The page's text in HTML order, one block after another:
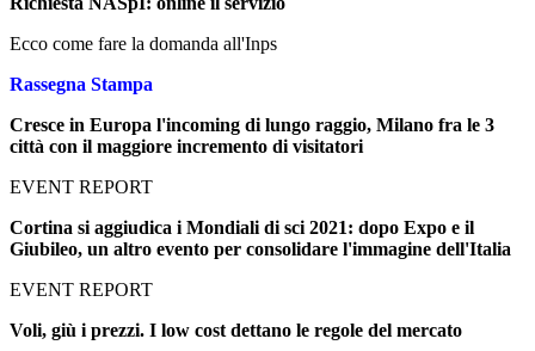
Ecco come fare la domanda all'Inps
Rassegna Stampa
Cresce in Europa l'incoming di lungo raggio, Milano fra le 3
città con il maggiore incremento di visitatori
EVENT REPORT
Cortina si aggiudica i Mondiali di sci 2021: dopo Expo e il
Giubileo, un altro evento per consolidare l'immagine dell'Italia
EVENT REPORT
Voli, giù i prezzi. I low cost dettano le regole del mercato